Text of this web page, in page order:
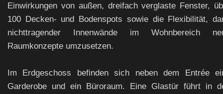
Einwirkungen von außen, dreifach verglaste Fenster,
100 Decken- und Bodenspots sowie die Flexibilität,
nichttragender Innenwände im Wohnbereich
Raumkonzepte umzusetzen.
Im Erdgeschoss befinden sich neben dem Entrée
Garderobe und ein Büroraum. Eine Glastür führt in